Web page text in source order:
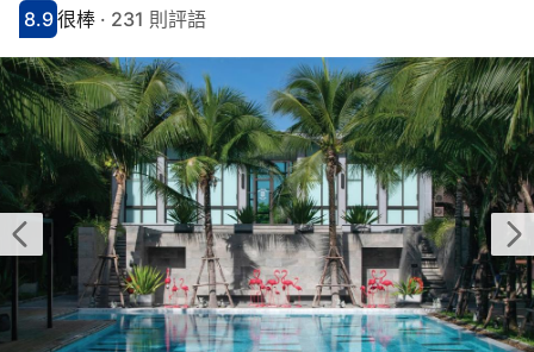
分數8.9分
8.9
評比很棒
很棒 · 231 則評語